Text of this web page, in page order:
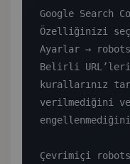
Google Search
Özelliğinizi
Ayarlar →
Belirli
kurallarınız
verilmediğini
Çevrimiçi